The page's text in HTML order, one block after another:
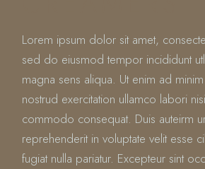
Lorem ipsum dolor sit amet,
sed do eiusmod tempor incididunt
magna sens aliqua. Ut enim ad
nostrud exercitation ullamco labori
commodo consequat. Duis auteirm
reprehenderit in voluptate velit esse
fugiat nulla pariatur. Excepteur sint